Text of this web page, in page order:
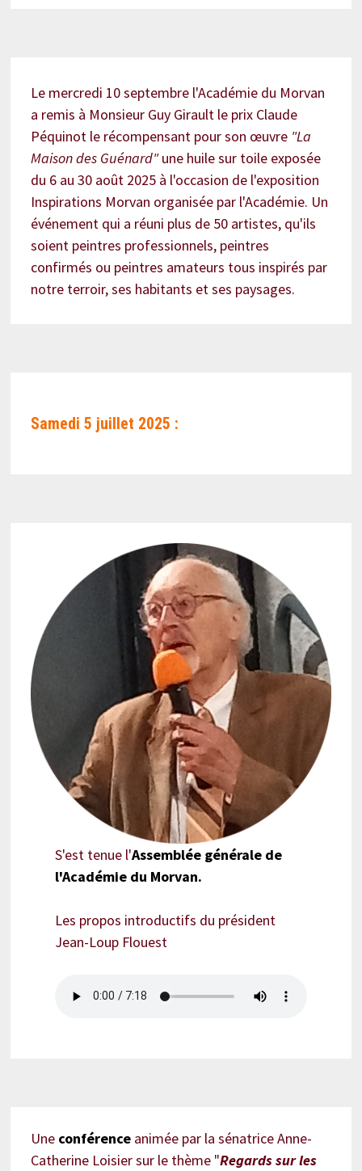
Le mercredi 10 septembre l'Académie du Morvan
a remis à Monsieur Guy Girault le prix Claude
Péquinot le récompensant pour son œuvre "La
Maison des Guénard"une huile sur toile exposée
du 6 au 30 août 2025 à l'occasion de l'exposition
Inspirations Morvan organisée par l'Académie. Un
événement qui a réuni plus de 50 artistes, qu'ils
soient peintres professionnels, peintres
confirmés ou peintres amateurs tous inspirés par
notre terroir, ses habitants et ses paysages.
Samedi 5 juillet 2025 :
S'est tenue l'Assemblée générale de
l'Académie du Morvan.
Les propos introductifs du président
Jean-Loup Flouest
Une conférence animée par la sénatrice Anne-
Catherine Loisier sur le thème "Regards sur les